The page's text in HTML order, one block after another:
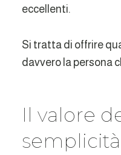
eccellenti.
Si tratta di offrire
davvero la persona
Il valore
semplicità